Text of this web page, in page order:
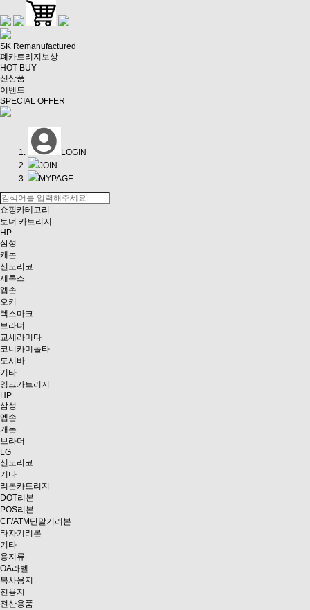
SK Remanufactured
폐카트리지보상
HOT BUY
신상품
이벤트
SPECIAL OFFER
LOGIN
JOIN
MYPAGE
쇼핑카테고리
토너 카트리지
HP
삼성
캐논
신도리코
제록스
엡손
오키
렉스마크
브라더
교세라미타
코니카미놀타
도시바
기타
잉크카트리지
HP
삼성
엡손
캐논
브라더
LG
신도리코
기타
리본카트리지
DOT리본
POS리본
CF/ATM단말기리본
타자기리본
기타
용지류
OA라벨
복사용지
전용지
전산용품